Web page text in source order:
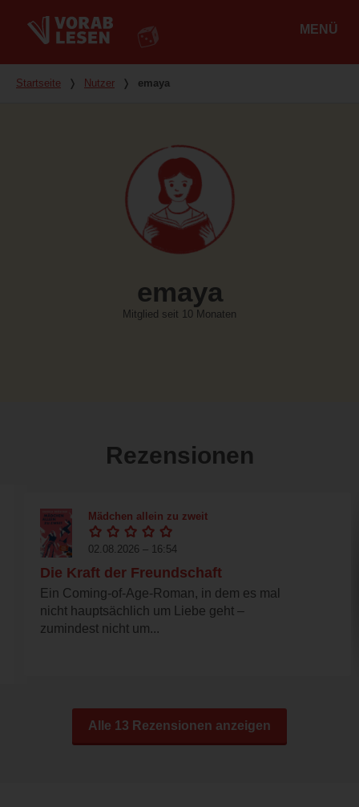
MENÜ
Du bist hier
Startseite ❭ Nutzer ❭ emaya
emaya
Mitglied seit 10 Monaten
Rezensionen
Mädchen allein zu zweit
02.08.2026 – 16:54
Die Kraft der Freundschaft
Ein Coming-of-Age-Roman, in dem es mal
nicht hauptsächlich um Liebe geht –
zumindest nicht um...
Alle 13 Rezensionen anzeigen